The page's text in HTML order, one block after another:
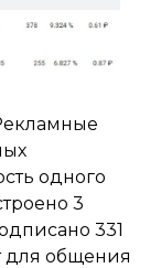
одного
3
331
для общения